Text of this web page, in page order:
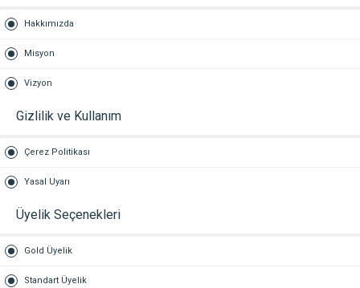
Hakkımızda
Misyon
Vizyon
Gizlilik ve Kullanım
Çerez Politikası
Yasal Uyarı
Üyelik Seçenekleri
Gold Üyelik
Standart Üyelik